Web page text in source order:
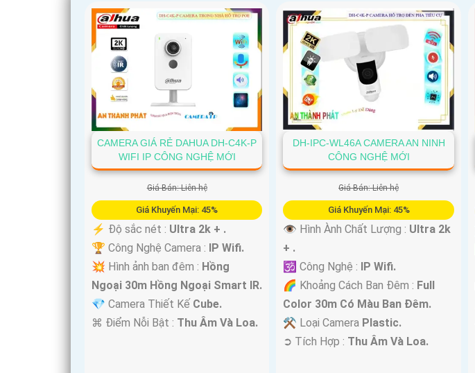
CAMERA GIÁ RẺ DAHUA DH-C4K-P
WIFI IP CÔNG NGHỆ MỚI
Giá Bán: Liên hệ
Giá Khuyến Mại: 45%
️⚡ Độ sắc nét : Ultra 2k + .
🏆 Công Nghệ Camera : IP Wifi.
💥 Hình ảnh ban đêm : Hồng
Ngoại 30m Hồng Ngoại Smart IR.
💎 Camera Thiết Kế Cube.
️⌘ Điểm Nỗi Bật : Thu Âm Và Loa.
DH-IPC-WL46A CAMERA AN NINH
CÔNG NGHỆ MỚI
Giá Bán: Liên hệ
Giá Khuyến Mại: 45%
👁 Hình Ành Chất Lượng : Ultra 2k
+ .
🕉️ Công Nghệ : IP Wifi.
🌈 Khoảng Cách Ban Đêm : Full
Color 30m Có Màu Ban Ðêm.
⚒ Loại Camera Plastic.
️➲ Tích Hợp : Thu Âm Và Loa.